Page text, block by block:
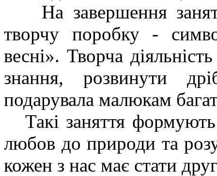
На завершення
творчу поробку -
весні». Творча
знання, розвинути
подарувала малюкам
Такі заняття формують
любов до природи та
кожен з нас має стати